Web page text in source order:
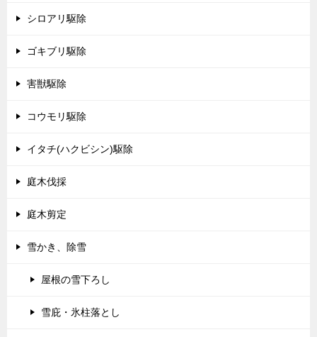
シロアリ駆除
ゴキブリ駆除
害獣駆除
コウモリ駆除
イタチ(ハクビシン)駆除
庭木伐採
庭木剪定
雪かき、除雪
屋根の雪下ろし
雪庇・氷柱落とし